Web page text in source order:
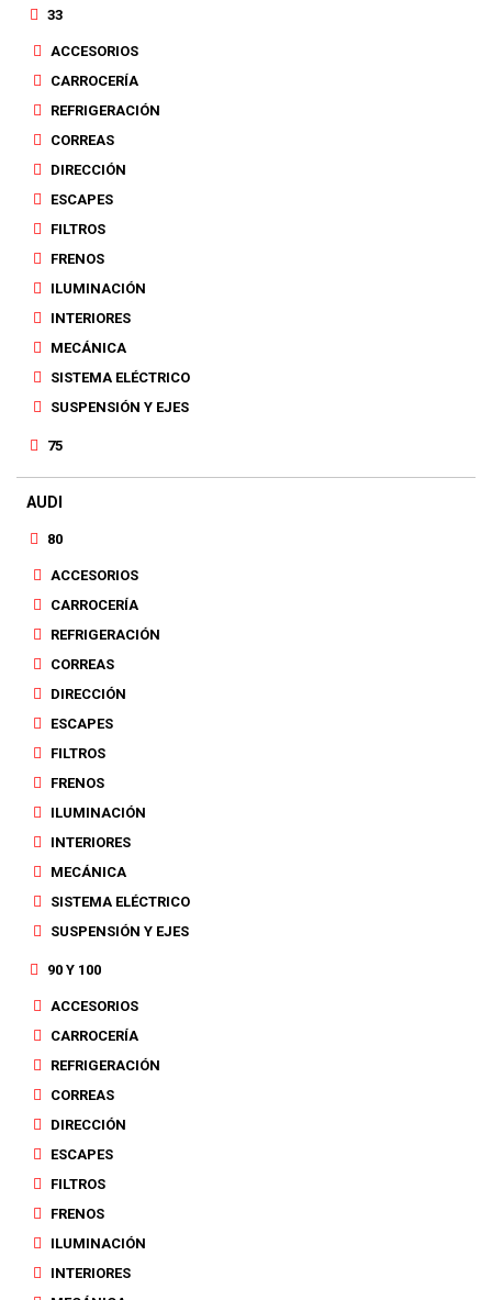
33
ACCESORIOS
CARROCERÍA
REFRIGERACIÓN
CORREAS
DIRECCIÓN
ESCAPES
FILTROS
FRENOS
ILUMINACIÓN
INTERIORES
MECÁNICA
SISTEMA ELÉCTRICO
SUSPENSIÓN Y EJES
75
AUDI
80
ACCESORIOS
CARROCERÍA
REFRIGERACIÓN
CORREAS
DIRECCIÓN
ESCAPES
FILTROS
FRENOS
ILUMINACIÓN
INTERIORES
MECÁNICA
SISTEMA ELÉCTRICO
SUSPENSIÓN Y EJES
90 Y 100
ACCESORIOS
CARROCERÍA
REFRIGERACIÓN
CORREAS
DIRECCIÓN
ESCAPES
FILTROS
FRENOS
ILUMINACIÓN
INTERIORES